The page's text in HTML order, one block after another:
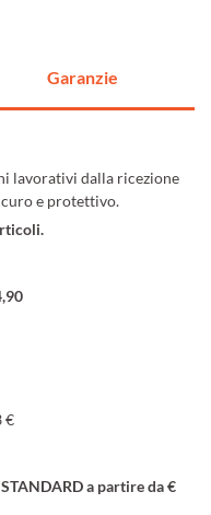
Garanzie
lavorativi dalla ricezione
e protettivo.
€
a partire da €